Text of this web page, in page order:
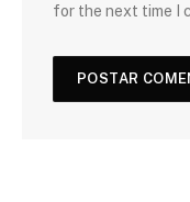
for the next time I